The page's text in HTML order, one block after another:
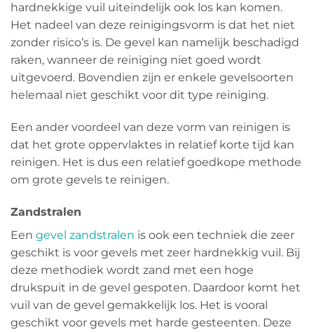
hardnekkige vuil uiteindelijk ook los kan komen.
Het nadeel van deze reinigingsvorm is dat het niet
zonder risico’s is. De gevel kan namelijk beschadigd
raken, wanneer de reiniging niet goed wordt
uitgevoerd. Bovendien zijn er enkele gevelsoorten
helemaal niet geschikt voor dit type reiniging.
Een ander voordeel van deze vorm van reinigen is
dat het grote oppervlaktes in relatief korte tijd kan
reinigen. Het is dus een relatief goedkope methode
om grote gevels te reinigen.
Zandstralen
Een gevel zandstralen is ook een techniek die zeer
geschikt is voor gevels met zeer hardnekkig vuil. Bij
deze methodiek wordt zand met een hoge
drukspuit in de gevel gespoten. Daardoor komt het
vuil van de gevel gemakkelijk los. Het is vooral
geschikt voor gevels met harde gesteenten. Deze